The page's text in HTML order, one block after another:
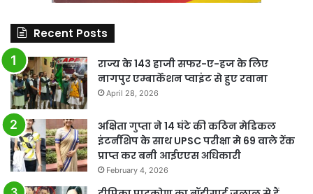
Recent Posts
राज्य के 143 हाजी सफर-ए-हज के लिए
नागपुर एम्बार्केशन प्वाइंट से हुए रवाना
April 28, 2026
अक्षिता गुप्ता ने 14 घंटे की कठिन मेडिकल
इंटर्नशिप के साथ UPSC परीक्षा मे 69 वाले रेंक
प्राप्त कर बनी आईएएस अधिकारी
February 4, 2026